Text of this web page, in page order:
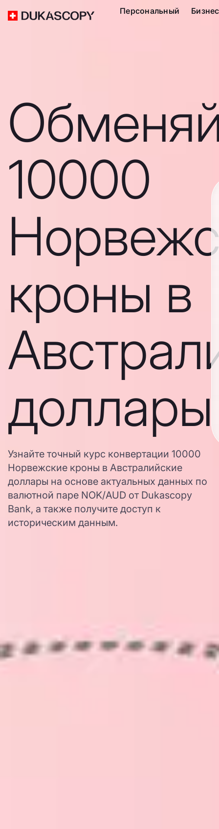
Персональный Бизнес
10000
кроны в
доллары
Узнайте точный курс конвертации 10000
Норвежские кроны в Австралийские
доллары на основе актуальных данных по
валютной паре NOK/AUD от Dukascopy
Bank, а также получите доступ к
историческим данным.